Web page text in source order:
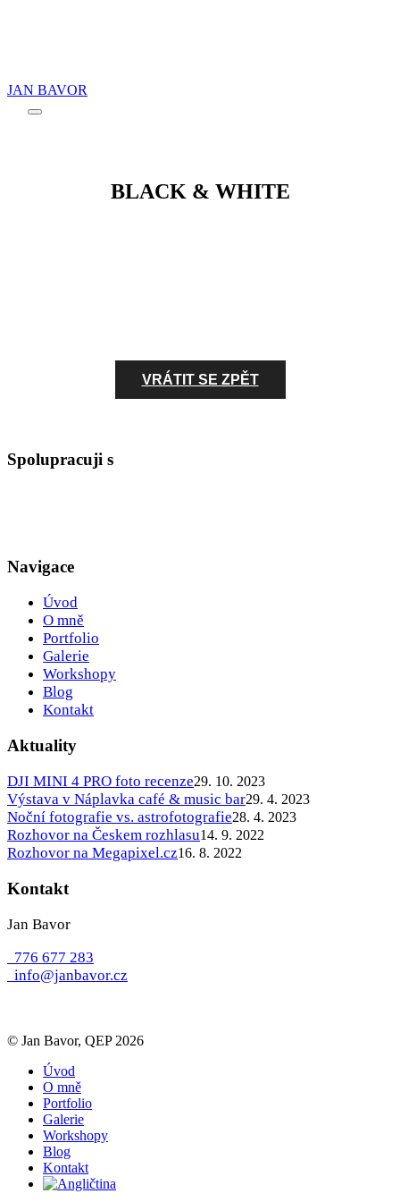
JAN BAVOR
Main
BLACK & WHITE
VRÁTIT SE ZPĚT
Spolupracuji s
Navigace
Úvod
O mně
Portfolio
Galerie
Workshopy
Blog
Kontakt
Aktuality
DJI MINI 4 PRO foto recenze29. 10. 2023
Výstava v Náplavka café & music bar29. 4. 2023
Noční fotografie vs. astrofotografie28. 4. 2023
Rozhovor na Českem rozhlasu14. 9. 2022
Rozhovor na Megapixel.cz16. 8. 2022
Kontakt
Jan Bavor
776 677 283
info@janbavor.cz
© Jan Bavor, QEP 2026
Úvod
O mně
Portfolio
Galerie
Workshopy
Blog
Kontakt